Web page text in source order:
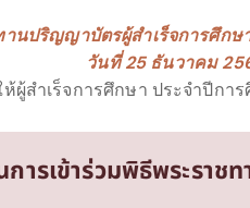
นปริญญาบัตรผู้สำเร็จการศึกษ
วันที่ 25 ธันวาคม
ห้ผู้สำเร็จการศึกษา ประจำปีกา
การเข้าร่วมพิธีพระรา